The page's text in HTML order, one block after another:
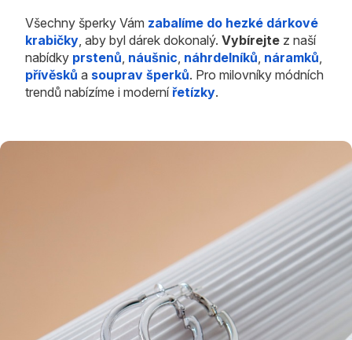
Všechny šperky Vám zabalíme do hezké dárkové
krabičky, aby byl dárek dokonalý. Vybírejte z naší
nabídky prstenů, náušnic, náhrdelníků, náramků,
přívěsků a souprav šperků. Pro milovníky módních
trendů nabízíme i modernířetízky.